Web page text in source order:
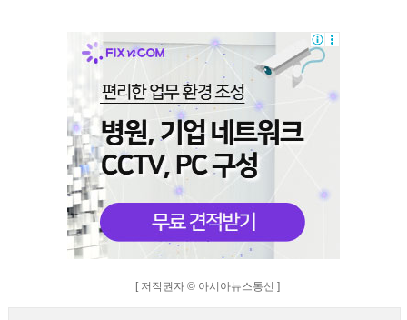
[ 저작권자 © 아시아뉴스통신 ]